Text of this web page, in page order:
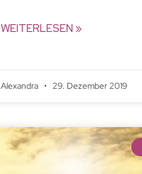
WEITERLESEN »
Alexandra 29. Dezember 2019